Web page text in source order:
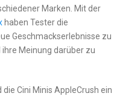
Marken. Mit der
haben Tester die
Geschmackserlebnisse zu
Meinung darüber zu
Cini Minis AppleCrush ein